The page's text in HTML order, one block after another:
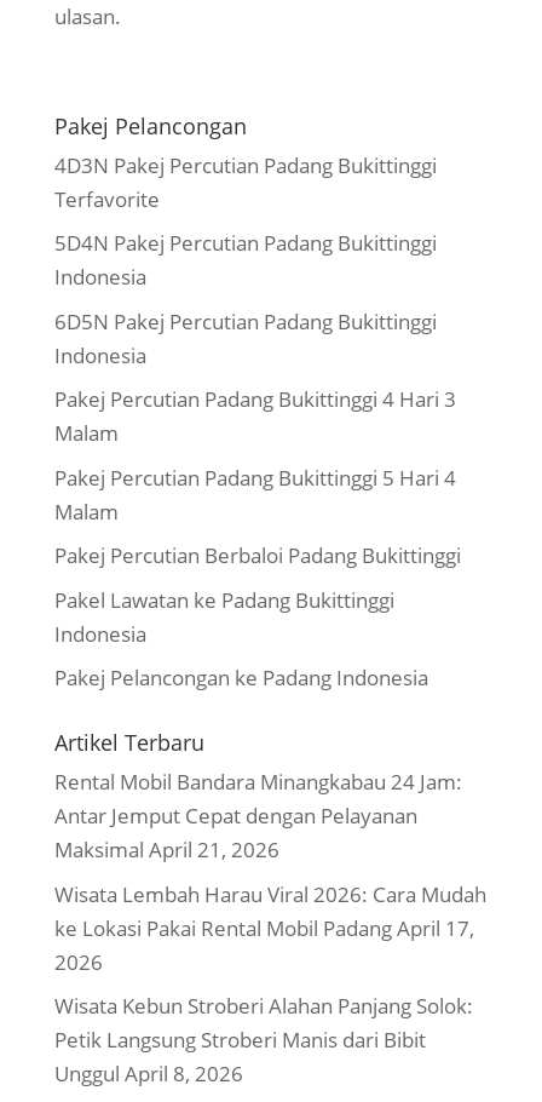
ulasan.
Pakej Pelancongan
4D3N Pakej Percutian Padang Bukittinggi
Terfavorite
5D4N Pakej Percutian Padang Bukittinggi
Indonesia
6D5N Pakej Percutian Padang Bukittinggi
Indonesia
Pakej Percutian Padang Bukittinggi 4 Hari 3
Malam
Pakej Percutian Padang Bukittinggi 5 Hari 4
Malam
Pakej Percutian Berbaloi Padang Bukittinggi
Pakel Lawatan ke Padang Bukittinggi
Indonesia
Pakej Pelancongan ke Padang Indonesia
Artikel Terbaru
Rental Mobil Bandara Minangkabau 24 Jam:
Antar Jemput Cepat dengan Pelayanan
Maksimal April 21, 2026
Wisata Lembah Harau Viral 2026: Cara Mudah
ke Lokasi Pakai Rental Mobil PadangApril 17,
2026
Wisata Kebun Stroberi Alahan Panjang Solok:
Petik Langsung Stroberi Manis dari Bibit
Unggul April 8, 2026